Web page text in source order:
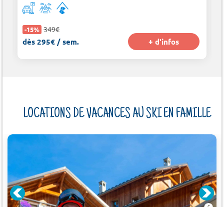
-15% 349€
dès 295€ / sem. + d'infos
LOCATIONS DE VACANCES AU SKI EN FAMILLE